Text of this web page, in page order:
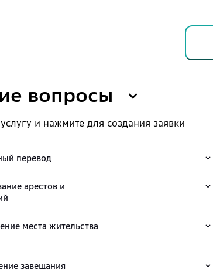
вопросы
и нажмите для создания заявки
перевод
арестов и
места жительства
завещания